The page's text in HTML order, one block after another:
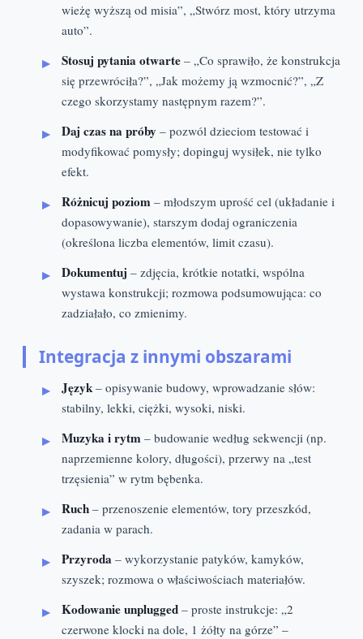
wieżę wyższą od misia”, „Stwórz most, który utrzyma
auto”.
Stosuj pytania otwarte – „Co sprawiło, że konstrukcja
się przewróciła?”, „Jak możemy ją wzmocnić?”, „Z
czego skorzystamy następnym razem?”.
Daj czas na próby – pozwól dzieciom testować i
modyfikować pomysły; dopinguj wysiłek, nie tylko
efekt.
Różnicuj poziom – młodszym uprość cel (układanie i
dopasowywanie), starszym dodaj ograniczenia
(określona liczba elementów, limit czasu).
Dokumentuj – zdjęcia, krótkie notatki, wspólna
wystawa konstrukcji; rozmowa podsumowująca: co
zadziałało, co zmienimy.
Integracja z innymi obszarami
Język – opisywanie budowy, wprowadzanie słów:
stabilny, lekki, ciężki, wysoki, niski.
Muzyka i rytm – budowanie według sekwencji (np.
naprzemienne kolory, długości), przerwy na „test
trzęsienia” w rytm bębenka.
Ruch – przenoszenie elementów, tory przeszkód,
zadania w parach.
Przyroda – wykorzystanie patyków, kamyków,
szyszek; rozmowa o właściwościach materiałów.
Kodowanie unplugged – proste instrukcje: „2
czerwone klocki na dole, 1 żółty na górze” –